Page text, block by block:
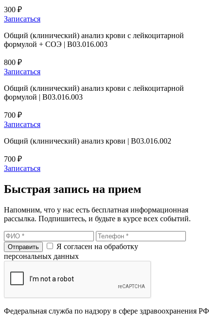
300 ₽
Записаться
Общий (клинический) анализ крови с лейкоцитарной
формулой + СОЭ | В03.016.003
800 ₽
Записаться
Общий (клинический) анализ крови с лейкоцитарной
формулой | В03.016.003
700 ₽
Записаться
Общий (клинический) анализ крови | B03.016.002
700 ₽
Записаться
Быстрая запись на прием
Напомним, что у нас есть бесплатная информационная
рассылка. Подпишитесь, и будьте в курсе всех событий.
Я согласен на обработку
персональных данных
Федеральная служба по надзору в сфере здравоохранения РФ